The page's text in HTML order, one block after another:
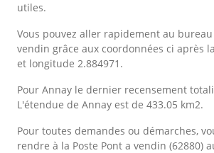
utiles.
Vous pouvez aller rapidement au bureau
vendin grâce aux coordonnées ci après
et longitude 2.884971.
Pour Annay le dernier recensement
L'étendue de Annay est de 433.05 km2.
Pour toutes demandes ou démarches,
rendre à la Poste Pont a vendin (62880)